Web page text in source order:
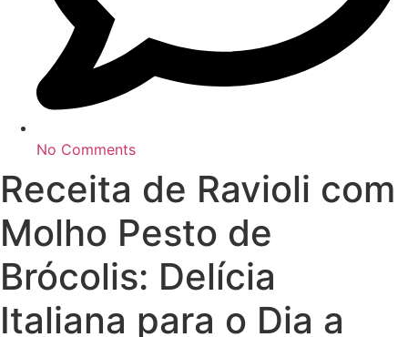
No Comments
Receita de Ravioli com
Molho Pesto de
Brócolis: Delícia
Italiana para o Dia a